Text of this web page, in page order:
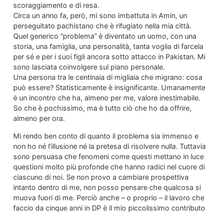
scoraggiamento e di resa.
Circa un anno fa, però, mi sono imbattuta in Amin, un
perseguitato pachistano che è rifugiato nella mia città.
Quel generico “problema” è diventato un uomo, con una
storia, una famiglia, una personalità, tanta voglia di farcela
per sé e per i suoi figli ancora sotto attacco in Pakistan. Mi
sono lasciata coinvolgere sul piano personale.
Una persona tra le centinaia di migliaia che migrano: cosa
può essere? Statisticamente è insignificante. Umanamente
è un incontro che ha, almeno per me, valore inestimabile.
So che è pochissimo, ma è tutto ciò che ho da offrire,
almeno per ora.
Mi rendo ben conto di quanto il problema sia immenso e
non ho né l’illusione né la pretesa di risolvere nulla. Tuttavia
sono persuasa che fenomeni come questi mettano in luce
questioni molto più profonde che hanno radici nel cuore di
ciascuno di noi. Se non provo a cambiare prospettiva
intanto dentro di me, non posso pensare che qualcosa si
muova fuori di me. Perciò anche – o proprio – il lavoro che
faccio da cinque anni in DP è il mio piccolissimo contributo